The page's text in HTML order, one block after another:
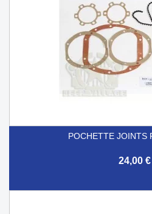
POCHETTE JOINTS
24,00 €